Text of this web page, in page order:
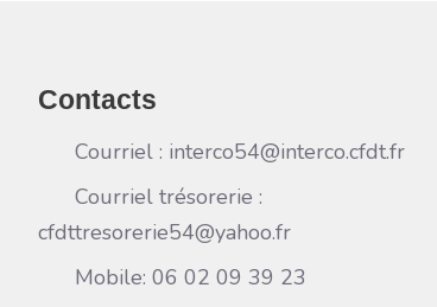
Contacts
Courriel : interco54@interco.cfdt.fr
Courriel trésorerie :
cfdttresorerie54@yahoo.fr
Mobile: 06 02 09 39 23